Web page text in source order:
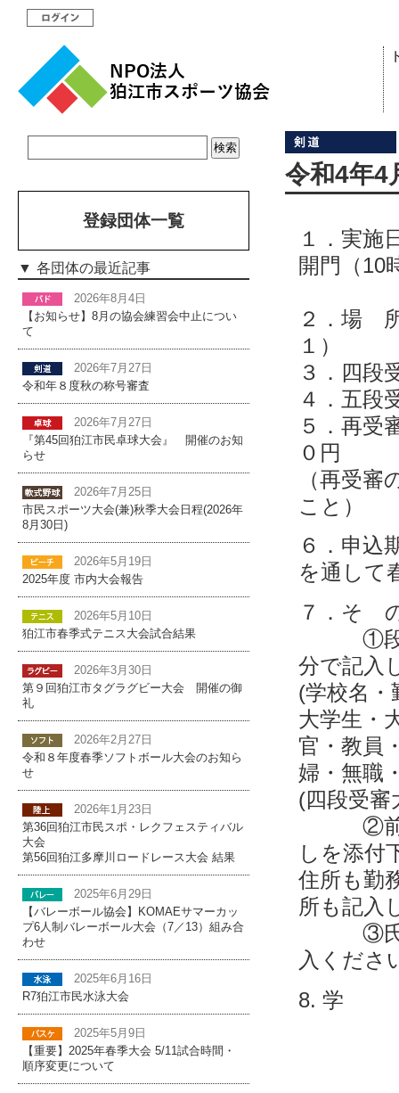
令和4年
１．実
開門（10
２．場
１）
３．四
４．五
５．再
０円
（再受
こと）
６．申
を通して
７．そ
①段審
分で記入
(学校名・
大学生・
官・教員
婦・無職
(四段受審
②前段
しを添付
住所も勤
所も記入
③氏名
入くださ
8. 学 科
登録団体一覧
各団体の最近記事
2026年8月4日
【お知らせ】8月の協会練習会中止につい
て
2026年7月27日
令和年８度秋の称号審査
2026年7月27日
『第45回狛江市民卓球大会』 開催のお知
らせ
2026年7月25日
市民スポーツ大会(兼)秋季大会日程(2026年
8月30日)
2026年5月19日
2025年度 市内大会報告
2026年5月10日
狛江市春季式テニス大会試合結果
2026年3月30日
第９回狛江市タグラグビー大会 開催の御
礼
2026年2月27日
令和８年度春季ソフトボール大会のお知ら
せ
2026年1月23日
第36回狛江市民スポ・レクフェスティバル
大会
第56回狛江多摩川ロードレース大会 結果
2025年6月29日
【バレーボール協会】KOMAEサマーカッ
プ6人制バレーボール大会（7／13）組み合
わせ
2025年6月16日
R7狛江市民水泳大会
2025年5月9日
【重要】2025年春季大会 5/11試合時間・
順序変更について